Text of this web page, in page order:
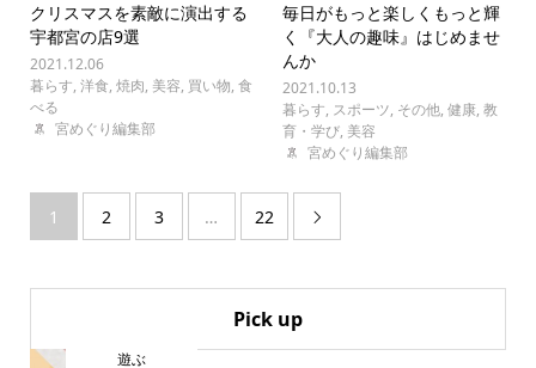
クリスマスを素敵に演出する
宇都宮の店9選
2021.12.06
暮らす, 洋食, 焼肉, 美容, 買い物, 食
べる
宮めぐり編集部
毎日がもっと楽しくもっと輝
く『大人の趣味』はじめませ
んか
2021.10.13
暮らす, スポーツ, その他,健康,教
育・学び, 美容
宮めぐり編集部
1 2 3 … 22 
Pick up